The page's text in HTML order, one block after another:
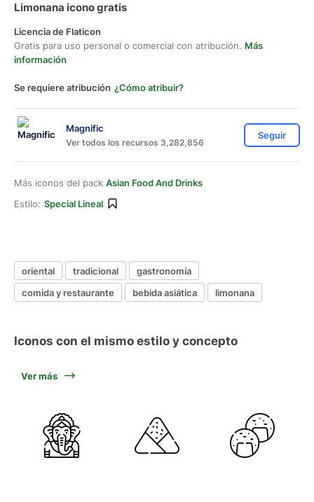
Limonana icono gratis
Licencia de Flaticon
Gratis para uso personal o comercial con atribución. Más
información
Se requiere atribución ¿Cómo atribuir?
Magnific
Ver todos los recursos 3,282,856
Seguir
Más iconos del pack Asian Food And Drinks
Estilo: Special Lineal
oriental tradicional
gastronomía
comida y restaurante
bebida asiática limonana
Iconos con el mismo estilo y concepto
Ver más